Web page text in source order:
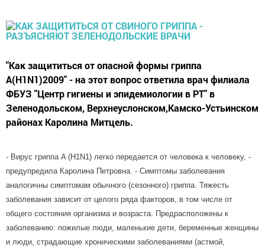
"Как защититься от опасной формы гриппа
A(H1N1)2009" - на этот вопрос ответила врач филиала
ФБУЗ "Центр гигиены и эпидемиологии в РТ" в
Зеленодольском, Верхнеуслонском,Камско-Устьинском
районах Каролина Митцель.
- Вирус гриппа A (H1N1) легко передается от человека к человеку, -
предупредила Каролина Петровна. - Симптомы заболевания
аналогичны симптомам обычного (сезонного) гриппа. Тяжесть
заболевания зависит от целого ряда факторов, в том числе от
общего состояния организма и возраста. Предрасположены к
заболеванию: пожилые люди, маленькие дети, беременные женщины
и люди, страдающие хроническими заболеваниями (астмой,